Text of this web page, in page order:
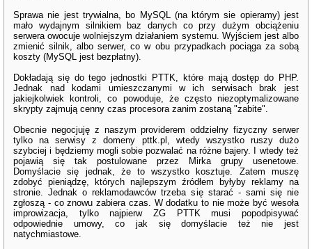
Sprawa nie jest trywialna, bo MySQL (na którym sie opieramy) jest
mało wydajnym silnikiem baz danych co przy dużym obciążeniu
serwera owocuje wolniejszym działaniem systemu. Wyjściem jest albo
zmienić silnik, albo serwer, co w obu przypadkach pociąga za sobą
koszty (MySQL jest bezpłatny).
Dokładają się do tego jednostki PTTK, które mają dostęp do PHP.
Jednak nad kodami umieszczanymi w ich serwisach brak jest
jakiejkolwiek kontroli, co powoduje, że często niezoptymalizowane
skrypty zajmują cenny czas procesora zanim zostaną "zabite".
Obecnie negocjuję z naszym providerem oddzielny fizyczny serwer
tylko na serwisy z domeny pttk.pl, wtedy wszystko ruszy dużo
szybciej i będziemy mogli sobie pozwalać na różne bajery. I wtedy też
pojawią się tak postulowane przez Mirka grupy usenetowe.
Domyślacie się jednak, że to wszystko kosztuje. Zatem muszę
zdobyć pieniądzę, których najlepszym źródłem byłyby reklamy na
stronie. Jednak o reklamodawców trzeba się starać - sami się nie
zgłoszą - co znowu zabiera czas. W dodatku to nie może być wesoła
improwizacja, tylko najpierw ZG PTTK musi popodpisywać
odpowiednie umowy, co jak się domyślacie też nie jest
natychmiastowe.